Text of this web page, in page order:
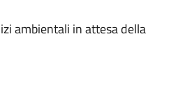
ambientali in attesa della